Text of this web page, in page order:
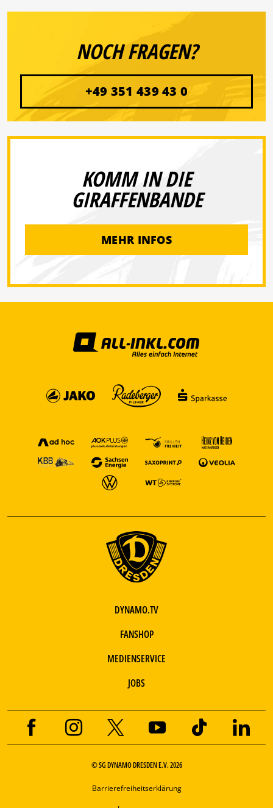
NOCH FRAGEN?
+49 351 439 43 0
KOMM IN DIE
GIRAFFENBANDE
MEHR INFOS
DYNAMO.TV
FANSHOP
MEDIENSERVICE
JOBS
© SG DYNAMO DRESDEN E.V. 2026
Barrierefreiheitserklärung